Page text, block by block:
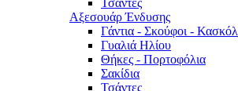
Τσάντες
Αξεσουάρ Ένδυσης
Γάντια - Σκούφοι - Κασκόλ
Γυαλιά Ηλίου
Θήκες - Πορτοφόλια
Σακίδια
Τσάντες